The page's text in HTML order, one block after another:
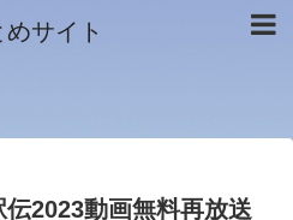
サイト
伝2023動画無料再放送